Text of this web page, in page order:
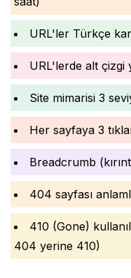
URL'ler Türkçe
URL'lerde alt çizgi
Site mimarisi 3
Her sayfaya 3
Breadcrumb
404 sayfası
410 (Gone)
404 yerine 410)